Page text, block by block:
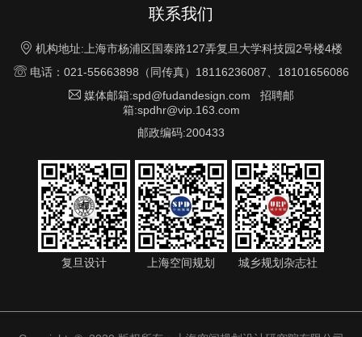
联系我们
 机构地址:上海市杨浦区国泰路127弄复旦大学科技园2号楼4楼
电话：021-55663898（同传真）18116236087、18101656086
 媒体邮箱:spd@fudandesign.com 招聘邮
箱:spdhr@vip.163.com
邮政编码:200433
复旦设计 上海空间规划 城乡规划杂志社